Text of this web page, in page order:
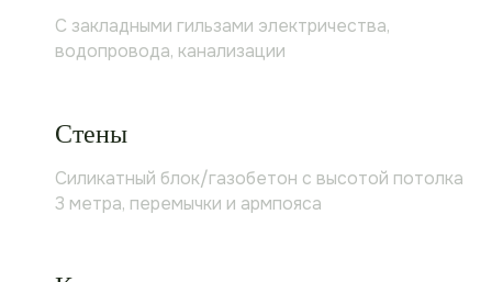
С закладными гильзами электричества,
водопровода, канализации
Стены
Силикатный блок/газобетон с высотой потолка
3 метра, перемычки и армпояса